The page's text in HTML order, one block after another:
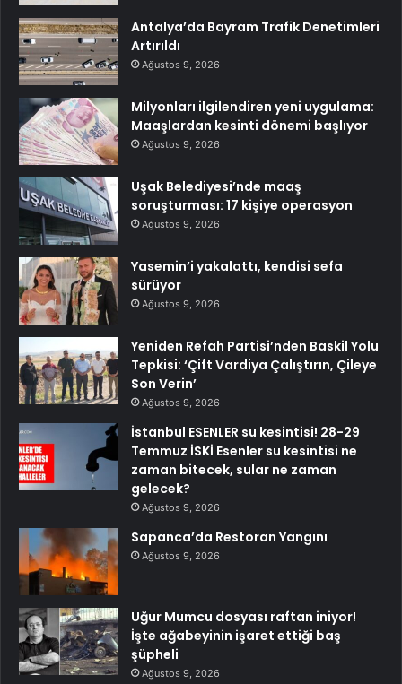
Antalya’da Bayram Trafik Denetimleri
Artırıldı
Ağustos 9, 2026
Milyonları ilgilendiren yeni uygulama:
Maaşlardan kesinti dönemi başlıyor
Ağustos 9, 2026
Uşak Belediyesi’nde maaş
soruşturması: 17 kişiye operasyon
Ağustos 9, 2026
Yasemin’i yakalattı, kendisi sefa
sürüyor
Ağustos 9, 2026
Yeniden Refah Partisi’nden Baskil Yolu
Tepkisi: ‘Çift Vardiya Çalıştırın, Çileye
Son Verin’
Ağustos 9, 2026
İstanbul ESENLER su kesintisi! 28-29
Temmuz İSKİ Esenler su kesintisi ne
zaman bitecek, sular ne zaman
gelecek?
Ağustos 9, 2026
Sapanca’da Restoran Yangını
Ağustos 9, 2026
Uğur Mumcu dosyası raftan iniyor!
İşte ağabeyinin işaret ettiği baş
şüpheli
Ağustos 9, 2026